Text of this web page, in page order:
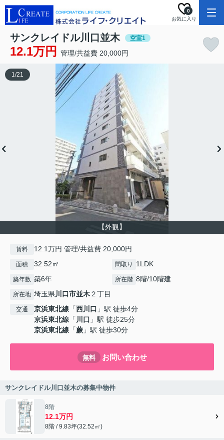
お気に入り
0
サンクレイドル川口並木 空室1
12.1万円 管理/共益費 20,000円
【外観】
1/21
賃料 12.1万円 管理/共益費 20,000円
面積 32.52㎡ 間取り 1LDK
築年数 築6年 所在階 8階/10階建
所在地 埼玉県川口市並木２丁目
交通 京浜東北線 「西川口 」駅 徒歩4分
京浜東北線 「 川口 」駅 徒歩25分
京浜東北線 「蕨 」駅 徒歩30分
無料 お問い合わせ
サンクレイドル川口並木の募集中物件
8階
12.1万円
8階 / 9.83坪(32.52㎡)